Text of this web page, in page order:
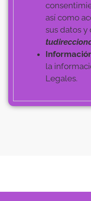
así como
sus datos y
la
Legales.